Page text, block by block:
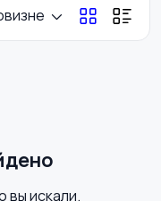
одежда
вы искали.